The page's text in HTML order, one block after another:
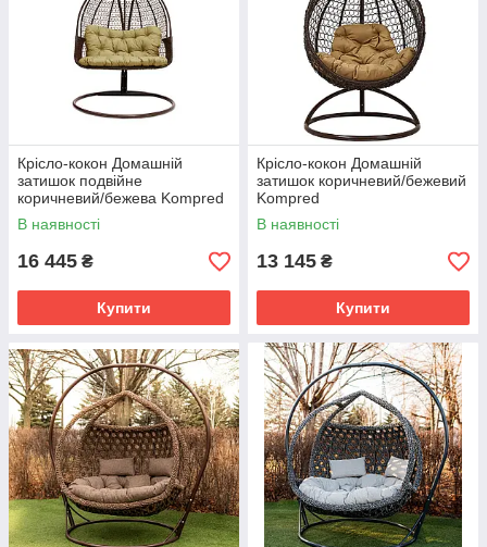
Крісло-кокон Домашній
затишок подвійне
коричневий/бежева Kompred
В наявності
16 445 ₴
Купити
Крісло-кокон Домашній
затишок коричневий/бежевий
Kompred
В наявності
13 145 ₴
Купити